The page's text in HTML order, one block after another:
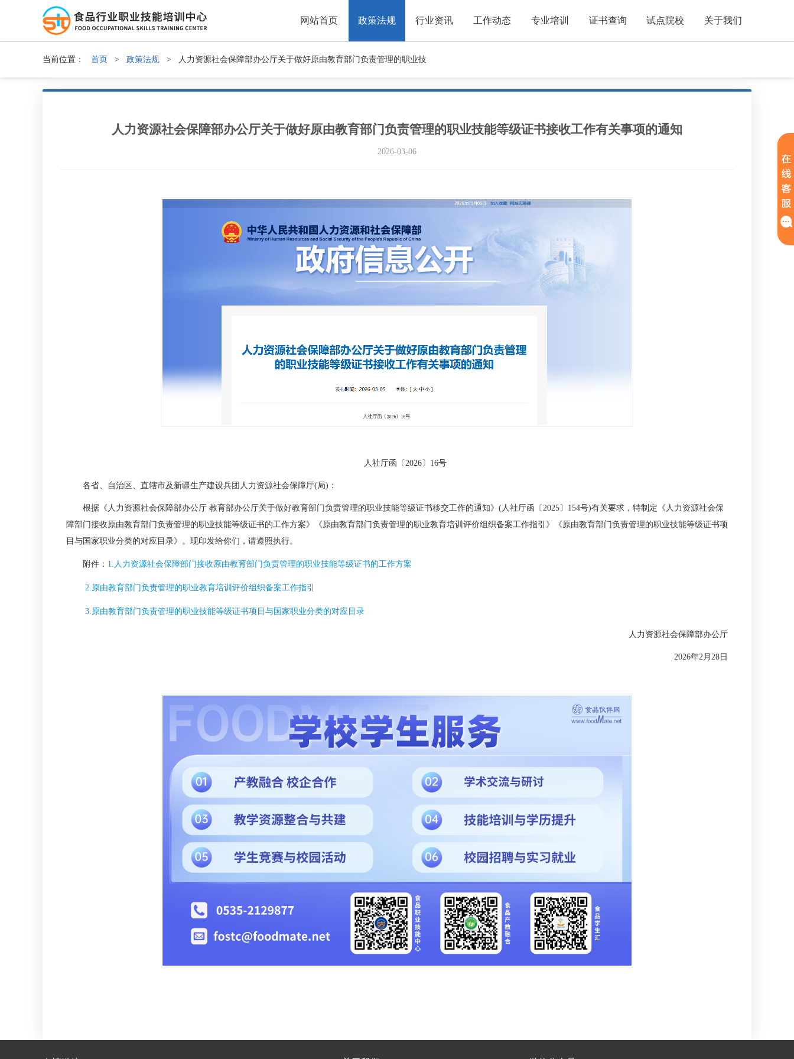
网站首页 政策法规 行业资讯 工作动态 专业培训 证书查询 试点院校 关于我们
当前位置： 首页 > 政策法规 > 人力资源社会保障部办公厅关于做好原由教育部门负责管理的职业技
人力资源社会保障部办公厅关于做好原由教育部门负责管理的职业技能等级证书接收工作有关事项的通知
2026-03-06
人社厅函〔2026〕16号
各省、自治区、直辖市及新疆生产建设兵团人力资源社会保障厅(局)：
根据《人力资源社会保障部办公厅 教育部办公厅关于做好教育部门负责管理的职业技能等级证书移交工作的通知》(人社厅函〔2025〕154号)有关要求，特制定《人力资源社会保
障部门接收原由教育部门负责管理的职业技能等级证书的工作方案》《原由教育部门负责管理的职业教育培训评价组织备案工作指引》《原由教育部门负责管理的职业技能等级证书项
目与国家职业分类的对应目录》。现印发给你们，请遵照执行。
附件： 1.人力资源社会保障部门接收原由教育部门负责管理的职业技能等级证书的工作方案
2.原由教育部门负责管理的职业教育培训评价组织备案工作指引
3.原由教育部门负责管理的职业技能等级证书项目与国家职业分类的对应目录
人力资源社会保障部办公厅
2026年2月28日